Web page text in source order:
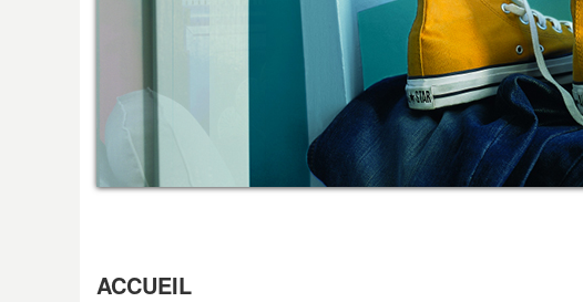
ACCUEIL